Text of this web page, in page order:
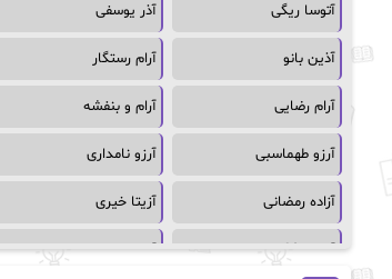
آتوسا ریگی آذر یوسفی
آذین بانو آرام رستگار
آرام رضایی آرام و بنفشه
آرزو طهماسبی آرزو نامداری
آزاده رمضانی آزیتا خیری
آسمان64 آسمان۶۵